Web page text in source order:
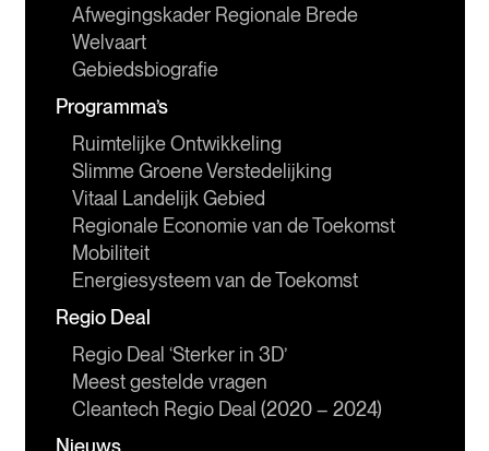
Afwegingskader Regionale Brede
Welvaart
Gebiedsbiografie
Programma’s
Ruimtelijke Ontwikkeling
Slimme Groene Verstedelijking
Vitaal Landelijk Gebied
Regionale Economie van de Toekomst
Mobiliteit
Energiesysteem van de Toekomst
Regio Deal
Regio Deal ‘Sterker in 3D’
Meest gestelde vragen
Cleantech Regio Deal (2020 – 2024)
Nieuws